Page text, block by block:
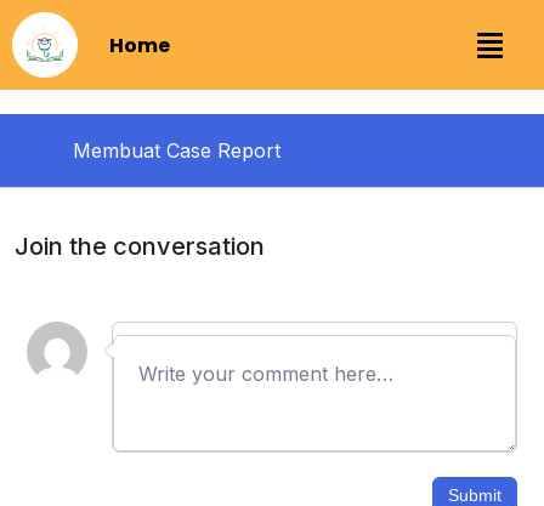
Home
kerangka kkk 00:00
quiz kerangka pikir
Membuat Pendahuluan
Membuat Case Report
Join the conversation
Submit